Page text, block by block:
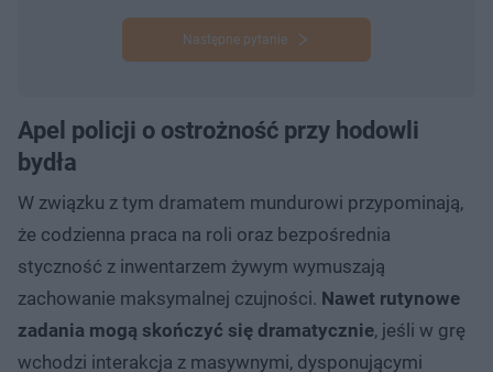
Następne pytanie
Apel policji o ostrożność przy hodowli
bydła
W związku z tym dramatem mundurowi przypominają,
że codzienna praca na roli oraz bezpośrednia
styczność z inwentarzem żywym wymuszają
zachowanie maksymalnej czujności. Nawet rutynowe
zadania mogą skończyć się dramatycznie, jeśli w grę
wchodzi interakcja z masywnymi, dysponującymi